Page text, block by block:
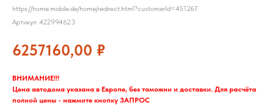
https://home.mobile.de/home/redirect.html?customerId=451267
Артикул: 422994623
6257160,00 ₽
ВНИМАНИЕ!!!
Цена автодома указана в Европе, без таможни и доставки. Для расчёта
полной цены - нажмите кнопку ЗАПРОС